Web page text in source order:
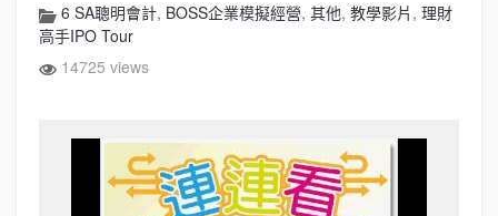
6 SA聰明會計, BOSS企業模擬經營, 其他, 教學影片 , 理財
高手IPO Tour
14725 views